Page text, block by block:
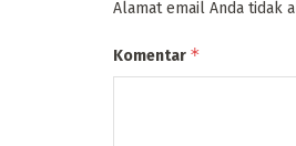
Alamat email Anda tidak
Komentar *